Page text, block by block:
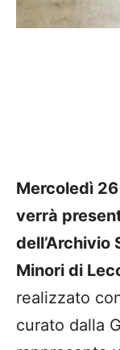
Mercoledì
verrà
dell’Archivio
Minori di
realizzato
curato dalla